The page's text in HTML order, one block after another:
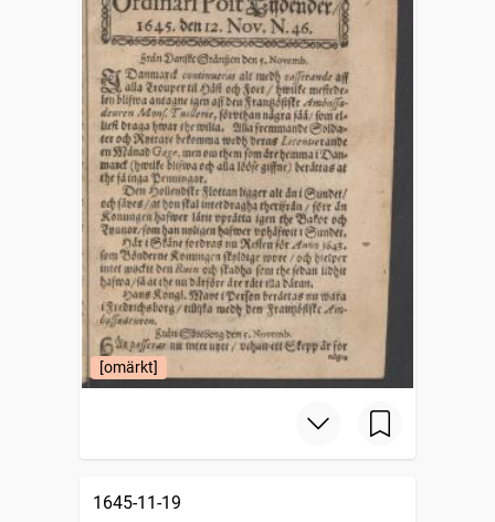
[omärkt]
1645-11-19